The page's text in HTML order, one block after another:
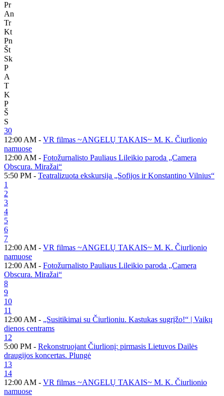
Pr
An
Tr
Kt
Pn
Št
Sk
P
A
T
K
P
Š
S
30
12:00 AM - VR filmas ~ANGELŲ TAKAIS~ M. K. Čiurlionio
namuose
12:00 AM - Fotožurnalisto Pauliaus Lileikio paroda „Camera
Obscura. Miražai“
5:50 PM - Teatralizuota ekskursija „Sofijos ir Konstantino Vilnius“
1
2
3
4
5
6
7
12:00 AM - VR filmas ~ANGELŲ TAKAIS~ M. K. Čiurlionio
namuose
12:00 AM - Fotožurnalisto Pauliaus Lileikio paroda „Camera
Obscura. Miražai“
8
9
10
11
12:00 AM - „Susitikimai su Čiurlioniu. Kastukas sugrįžo!“ | Vaikų
dienos centrams
12
5:00 PM - Rekonstruojant Čiurlionį: pirmasis Lietuvos Dailės
draugijos koncertas. Plungė
13
14
12:00 AM - VR filmas ~ANGELŲ TAKAIS~ M. K. Čiurlionio
namuose